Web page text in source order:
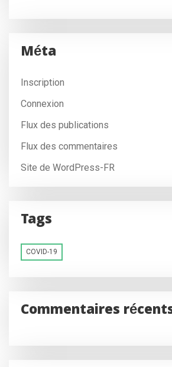
Méta
Inscription
Connexion
Flux des publications
Flux des commentaires
Site de WordPress-FR
Tags
COVID-19
Commentaires